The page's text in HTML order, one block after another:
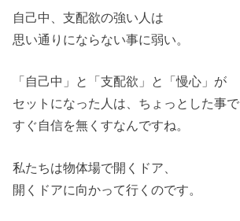
自己中、支配欲の強い人は
思い通りにならない事に弱い。
「自己中」と「支配欲」と「慢心」が
セットになった人は、ちょっとした事で
すぐ自信を無くすなんですね。
私たちは物体場で開くドア、
開くドアに向かって行くのです。